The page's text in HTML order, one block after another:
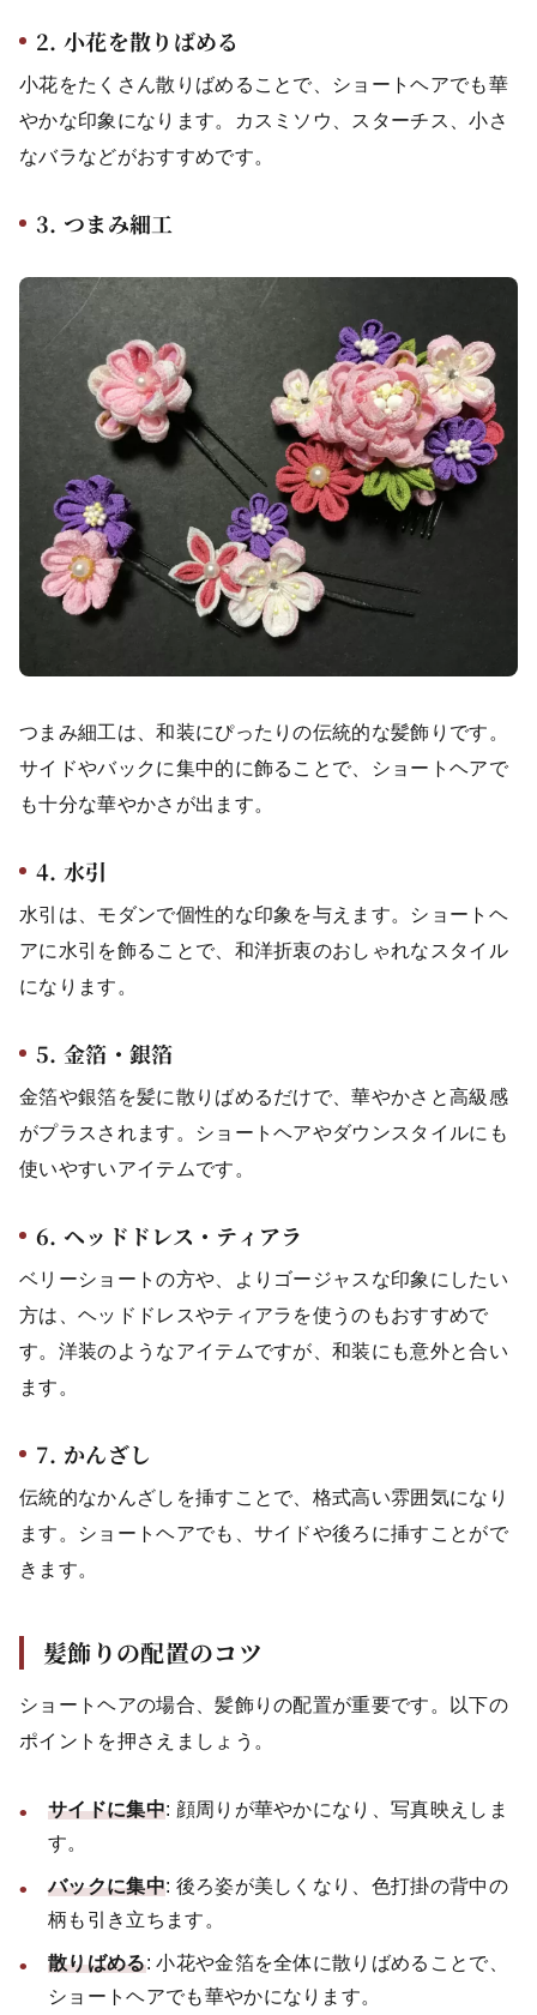
2. 小花を散りばめる
小花をたくさん散りばめることで、ショートヘアでも華
やかな印象になります。カスミソウ、スターチス、小さ
なバラなどがおすすめです。
3. つまみ細工
つまみ細工は、和装にぴったりの伝統的な髪飾りです。
サイドやバックに集中的に飾ることで、ショートヘアで
も十分な華やかさが出ます。
4. 水引
水引は、モダンで個性的な印象を与えます。ショートヘ
アに水引を飾ることで、和洋折衷のおしゃれなスタイル
になります。
5. 金箔・銀箔
金箔や銀箔を髪に散りばめるだけで、華やかさと高級感
がプラスされます。ショートヘアやダウンスタイルにも
使いやすいアイテムです。
6. ヘッドドレス・ティアラ
ベリーショートの方や、よりゴージャスな印象にしたい
方は、ヘッドドレスやティアラを使うのもおすすめで
す。洋装のようなアイテムですが、和装にも意外と合い
ます。
7. かんざし
伝統的なかんざしを挿すことで、格式高い雰囲気になり
ます。ショートヘアでも、サイドや後ろに挿すことがで
きます。
髪飾りの配置のコツ
ショートヘアの場合、髪飾りの配置が重要です。以下の
ポイントを押さえましょう。
サイドに集中: 顔周りが華やかになり、写真映えしま
す。
バックに集中: 後ろ姿が美しくなり、色打掛の背中の
柄も引き立ちます。
散りばめる: 小花や金箔を全体に散りばめることで、
ショートヘアでも華やかになります。